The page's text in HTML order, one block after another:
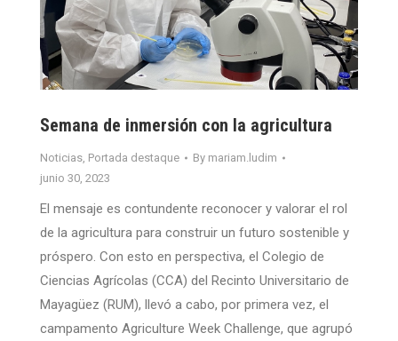
Semana de inmersión con la agricultura
Noticias, Portada destaque By mariam.ludim
junio 30, 2023
El mensaje es contundente reconocer y valorar el rol
de la agricultura para construir un futuro sostenible y
próspero. Con esto en perspectiva, el Colegio de
Ciencias Agrícolas (CCA) del Recinto Universitario de
Mayagüez (RUM), llevó a cabo, por primera vez, el
campamento Agriculture Week Challenge, que agrupó